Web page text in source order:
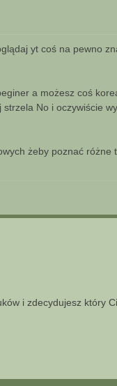
yt coś na pewno
a możesz coś
No i oczywiście
żeby poznać różne
i zdecydujesz który